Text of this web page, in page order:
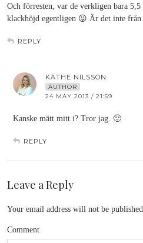
Och förresten, var de verkligen bara
klackhöjd egentligen 😛 Är det inte från
REPLY
KÄTHE NILSSON
AUTHOR
24 MAY 2013 / 21:59
Kanske mätt mitt i? Tror jag. 🙂
REPLY
Leave a Reply
Your email address will not be
Comment